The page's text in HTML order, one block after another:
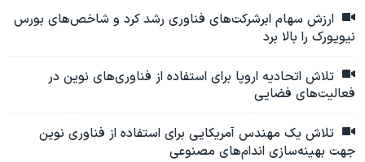
ارزش سهام ابرشرکت‌های فناوری رشد کرد و شاخص‌های بورس
نیویورک را بالا برد
تلاش اتحادیه اروپا برای استفاده از فناوری‌های نوین در
فعالیت‌های فضایی
تلاش یک مهندس آمریکایی برای استفاده از فناوری نوین
جهت بهینه‌سازی اندام‌های مصنوعی